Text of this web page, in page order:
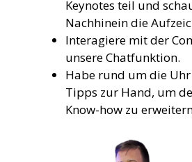
Keynotes teil und
Nachhinein die
Interagiere mit der
unsere Chatfunktion.
Habe rund um die
Tipps zur Hand, um
Know-how zu